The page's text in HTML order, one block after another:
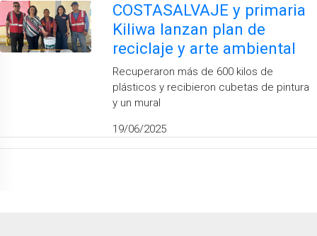
COSTASALVAJE y primaria
Kiliwa lanzan plan de
reciclaje y arte ambiental
Recuperaron más de 600 kilos de
plásticos y recibieron cubetas de pintura
y un mural
19/06/2025